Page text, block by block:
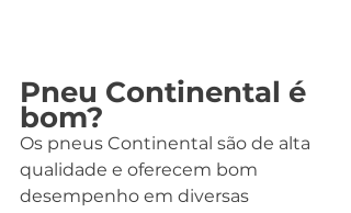
Pneu Continental é
bom?
Os pneus Continental são de alta
qualidade e oferecem bom
desempenho em diversas